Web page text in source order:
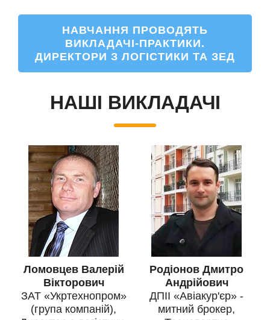
НАВЧАННЯ ПРОВОДЯТЬ
ВИКЛАДАЧІ-ПРАКТИКИ.
ДИРЕКТОРИ З ЛОГІСТИКИ ТА ЗЕД
НАШІ ВИКЛАДАЧІ
Ломовцев Валерій
Вікторович
ЗАТ «Укртехнопром»
(група компаній),
Родіонов Дмитро
Андрійович
ДПІІ «Авіакур'єр» -
митний брокер,